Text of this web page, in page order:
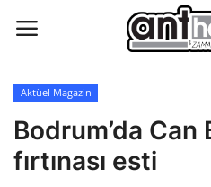
Künye
Eğitim
Aktüel Magazin
Bodrum’da Can
fırtınası esti